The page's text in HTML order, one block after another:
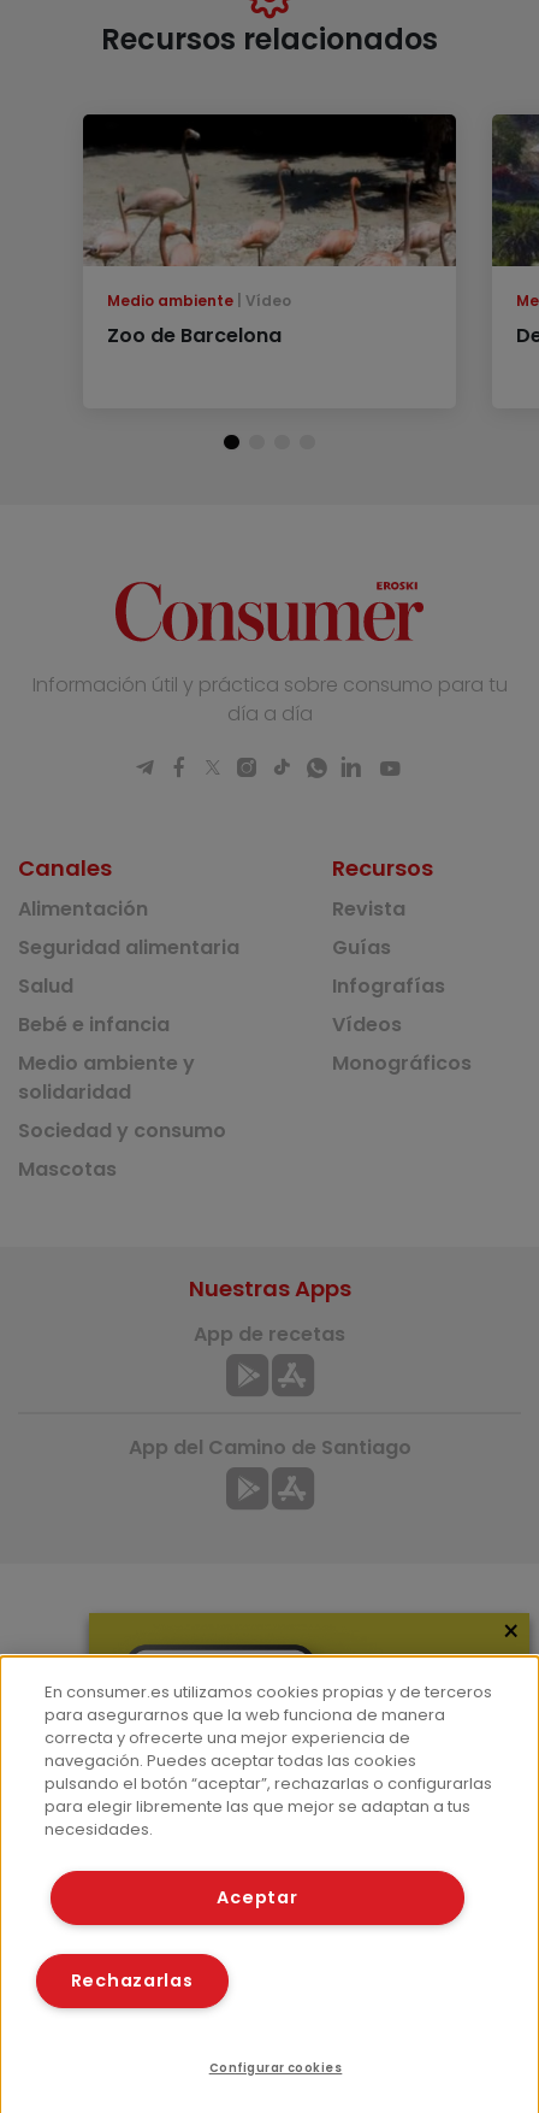
Recursos relacionados
Medio ambiente Vídeo
Zoo de Barcelona
Información útil y práctica sobre consumo para tu
día a día
Canales
Alimentación
Seguridad alimentaria
Salud
Bebé e infancia
Medio ambiente y
solidaridad
Sociedad y consumo
Mascotas
Recursos
Revista
Guías
Infografías
Vídeos
Monográficos
Hemeroteca
Contacto
Prensa
Corpus Lingüístico Consumer
Nuestras Apps
App de recetas
App del Camino de Santiago
© Fundación EROSKI
Políticas de cookies
×
En consumer.es utilizamos cookies propias y de terceros
para asegurarnos que la web funciona de manera
correcta y ofrecerte una mejor experiencia de
navegación. Puedes aceptar todas las cookies
pulsando el botón “aceptar”, rechazarlas o configurarlas
para elegir libremente las que mejor se adaptan a tus
necesidades.
Aceptar
Rechazarlas
Configurar cookies